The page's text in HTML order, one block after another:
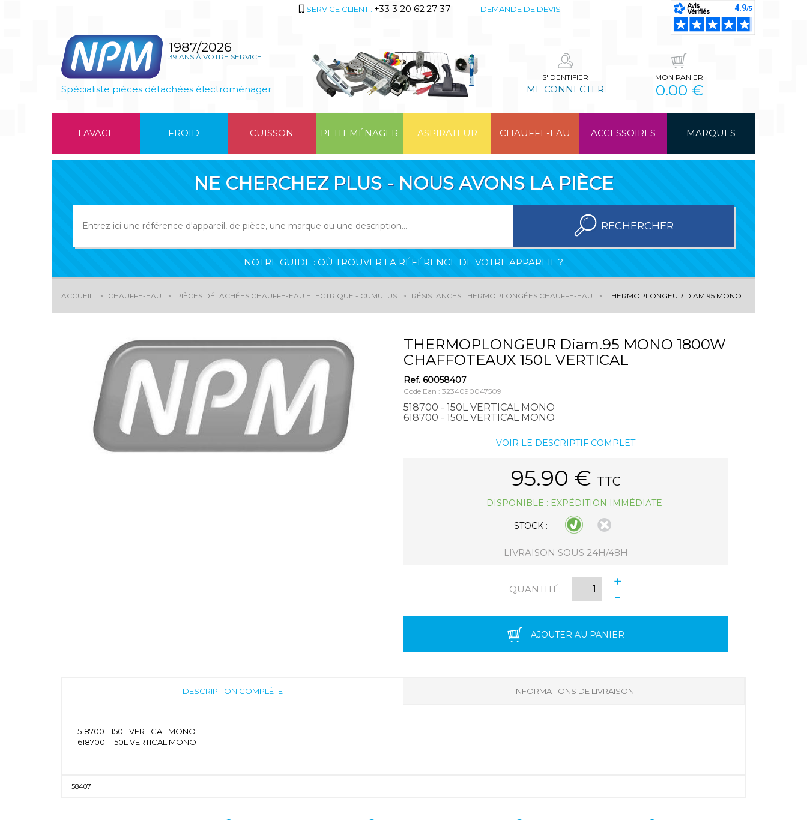
SERVICE CLIENT : +33 3 20 62 27 37 DEMANDE DE DEVIS
1987/2026
39 ANS À VOTRE SERVICE
Spécialiste pièces détachées électroménager
S'IDENTIFIER
ME CONNECTER
MON PANIER
0.00 €
LAVAGE FROID CUISSON PETIT MÉNAGER ASPIRATEUR CHAUFFE-EAU ACCESSOIRES MARQUES
NE CHERCHEZ PLUS - NOUS AVONS LA PIÈCE
RECHERCHER
NOTRE GUIDE : OÙ TROUVER LA RÉFÉRENCE DE VOTRE APPAREIL ?
ACCUEIL CHAUFFE-EAU PIÈCES DÉTACHÉES CHAUFFE-EAU ELECTRIQUE - CUMULUS RÉSISTANCES THERMOPLONGÉES CHAUFFE-EAU THERMOPLONGEUR DIAM.95 MONO 1800W
THERMOPLONGEUR Diam.95 MONO 1800W
CHAFFOTEAUX 150L VERTICAL
Ref. 60058407
Code Ean : 3234090047509
518700 - 150L VERTICAL MONO
618700 - 150L VERTICAL MONO
VOIR LE DESCRIPTIF COMPLET
95.90 € TTC
STOCK :
DISPONIBLE : EXPÉDITION IMMÉDIATE
LIVRAISON SOUS 24H/48H
QUANTITÉ:
+
-
AJOUTER AU PANIER
DESCRIPTION COMPLÈTE INFORMATIONS DE LIVRAISON
518700 - 150L VERTICAL MONO
618700 - 150L VERTICAL MONO
58407